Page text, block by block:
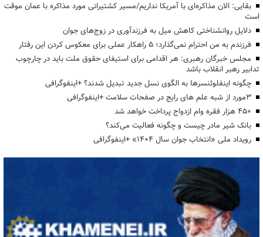
بقایی: الان مذاکره‌ای با آمریکا نداریم/مسیر کشتیرانی مورد مذاکره با عمان موقت
است
دلایل روانشناختی کاهش میل به فرزندآوری در زوج‌های جوان
فرزندم به من احترام نمی‌گذارد؛ ۵ راهکار عملی برای معکوس کردن این رفتار
مجلس خبرگان رهبری: هر اقدامی برای استیفای حقوق ملت باید در چارچوب
تدابیر رهبر انقلاب باشد
چگونه اینفلوئنسرها به الگوی نسل جدید تبدیل شدند؟ +اینفوگرافی
3مورد از شبه علم های رایج در صفحات سلامت +اینفوگرافی
۴۵۰ هزار فقره وام ازدواج پرداخت خواهد شد
بانک شیر مادر چیست و چگونه فعالیت می‌کند؟
رویداد ملی «انتخاب جوان سال ۱۴۰۴» +اینفوگرافی